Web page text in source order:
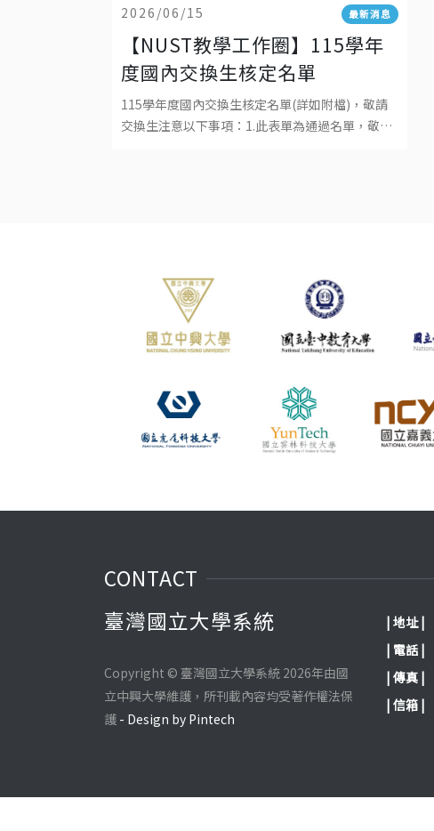
2026/06/15 最新消息
【NUST教學工作圈】115學年
度國內交換生核定名單
115學年度國內交換生核定名單(詳如附檔)，敬請
交換生注意以下事項：1.此表單為通過名單，敬請
CONTACT
臺灣國立大學系統
Copyright © 臺灣國立大學系統 2026年由國
立中興大學維護，所刊載內容均受著作權法保
護 - Design by Pintech
| 地址 |
| 電話 |
| 傳真 |
| 信箱 |